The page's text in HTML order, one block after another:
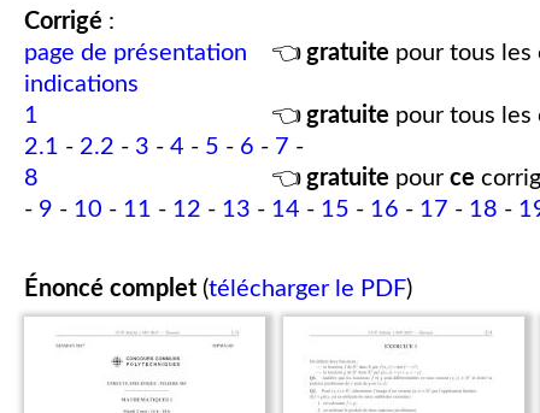
Corrigé :
page de présentation
👈 gratuite pour tous les
indications
1
👈 gratuite pour tous les
2.1 - 2.2 - 3 - 4 - 5 - 6 - 7 -
8
👈 gratuite pour ce
- 9 - 10 - 11 - 12 - 13 - 14 - 15 - 16 - 17 - 18 -
Énoncé complet (télécharger le PDF)